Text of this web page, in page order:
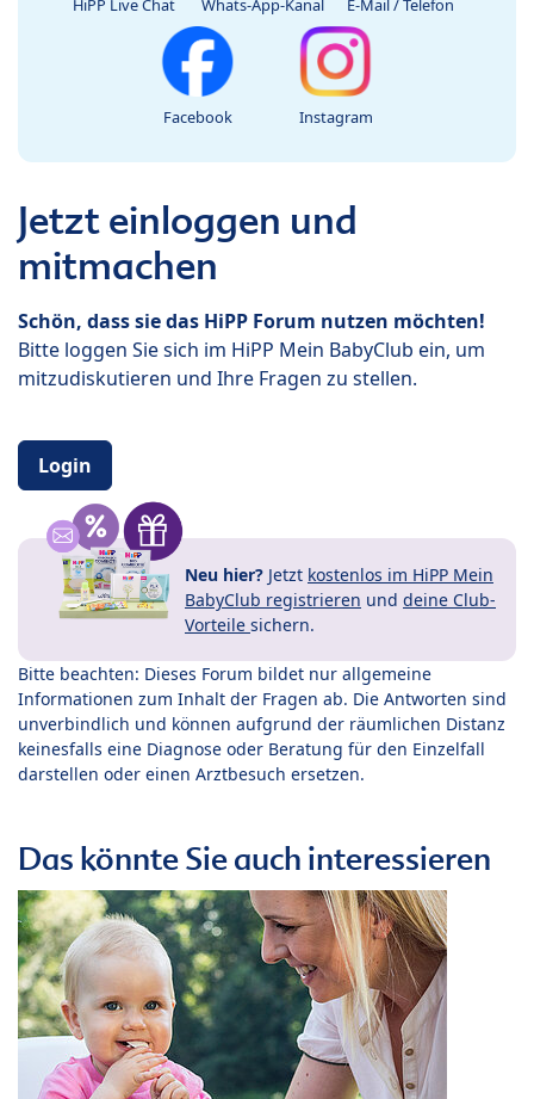
HiPP Live Chat Whats-App-Kanal E-Mail / Telefon
Facebook Instagram
Jetzt einloggen und
mitmachen
Schön, dass sie das HiPP Forum nutzen möchten!
Bitte loggen Sie sich im HiPP Mein BabyClub ein, um
mitzudiskutieren und Ihre Fragen zu stellen.
Login
Neu hier? Jetzt kostenlos im HiPP Mein
BabyClub registrieren und deine Club-
Vorteile sichern.
Bitte beachten: Dieses Forum bildet nur allgemeine
Informationen zum Inhalt der Fragen ab. Die Antworten sind
unverbindlich und können aufgrund der räumlichen Distanz
keinesfalls eine Diagnose oder Beratung für den Einzelfall
darstellen oder einen Arztbesuch ersetzen.
Das könnte Sie auch interessieren